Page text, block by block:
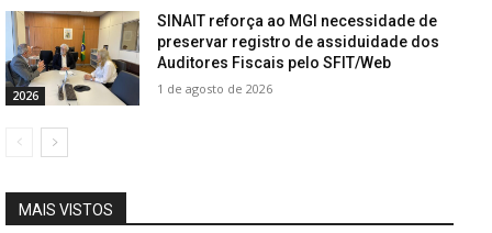
2026
SINAIT reforça ao MGI necessidade de
preservar registro de assiduidade dos
Auditores Fiscais pelo SFIT/Web
1 de agosto de 2026
MAIS VISTOS